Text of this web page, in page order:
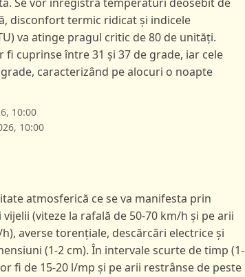
disconfort termic ridicat și indicele
va atinge pragul critic de 80 de unități.
cuprinse între 31 și 37 de grade, iar cele
caracterizând pe alocuri o noapte
10:00
10:00
atmosferică ce se va manifesta prin
(viteze la rafală de 50-70 km/h și pe arii
averse torențiale, descărcări electrice și
(1-2 cm). În intervale scurte de timp (1-
fi de 15-20 l/mp și pe arii restrânse de peste